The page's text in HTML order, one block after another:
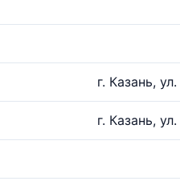
г. Казань,
г. Казань,